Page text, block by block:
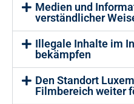
Medien und
verständlicher
Illegale Inhalte im
bekämpfen
Den Standort
Filmbereich weiter